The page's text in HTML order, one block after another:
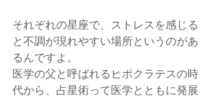
それぞれの星座で、ストレスを感じる
と不調が現れやすい場所というのがあ
るんですよ。
医学の父と呼ばれるヒポクラテスの時
代から、占星術って医学とともに発展